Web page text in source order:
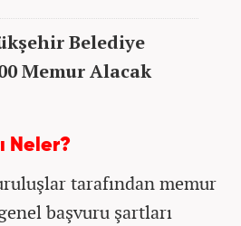
Belediye
Memur Alacak
Neler?
tarafından memur
başvuru şartları